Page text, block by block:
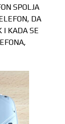
SPOLJA
DA
I KADA SE